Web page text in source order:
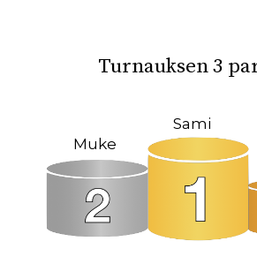
27.09.2025
19.09.2025
09.09.2025
Turnauksen 3
Sami
Muke